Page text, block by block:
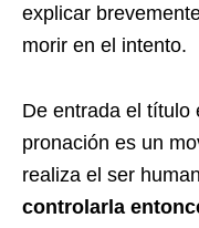
explicar
morir en el intento.
De entrada el título
pronación es un
realiza el ser
controlarla